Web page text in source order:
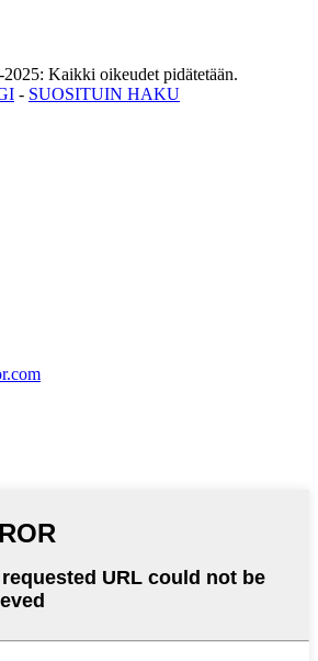
Kaikki oikeudet pidätetään.
- SUOSITUIN HAKU